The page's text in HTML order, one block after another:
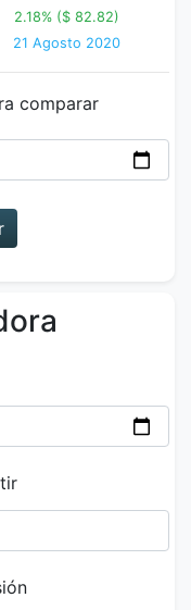
2.18% ($ 82.82)
21 Agosto 2020
comparar